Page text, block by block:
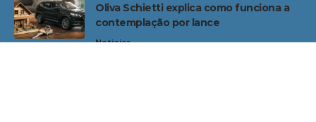
Oliva Schietti explica como funciona a
contemplação por lance
Noticias